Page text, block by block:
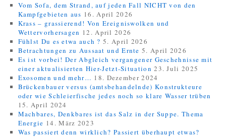
Vom Sofa, dem Strand, auf jeden Fall NICHT von den
Kampfgebieten aus 16. April 2026
Krass – grassierend! Von Ereigniswolken und
Wettervorhersagen 12. April 2026
Fühlst Du es etwa auch ? 5. April 2026
Betrachtungen zu Aussaat und Ernte 5. April 2026
Es ist vorbei! Der Abgleich vergangener Geschehnisse mit
einer aktualisierten Hier-Jetzt-Situation 23. Juli 2025
Exosomen und mehr… 18. Dezember 2024
Brückenbauer versus (amtsbehandelnde) Konstrukteure
oder wie Schleierfische jedes noch so klare Wasser trüben
15. April 2024
Machbares, Denkbares ist das Salz in der Suppe. Thema
Energie 14. März 2023
Was passiert denn wirklich? Passiert überhaupt etwas?